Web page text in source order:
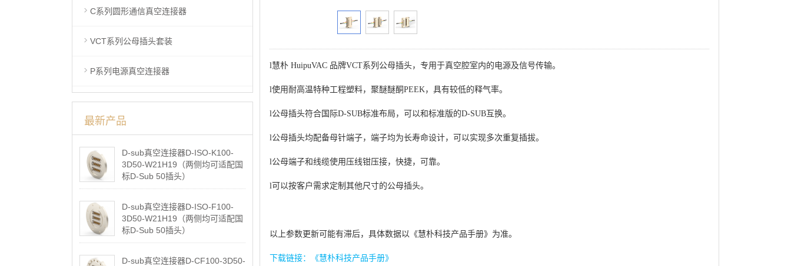
l慧朴 HuipuVAC 品牌VCT系列公母插头，专用于真空腔室内的电源及信号传输。
l使用耐高温特种工程塑料，聚醚醚酮PEEK，具有较低的释气率。
l公母插头符合国际D-SUB标准布局，可以和标准版的D-SUB互换。
l公母插头均配备母针端子，端子均为长寿命设计，可以实现多次重复插拔。
l公母端子和线缆使用压线钳压接，快捷，可靠。
l可以按客户需求定制其他尺寸的公母插头。
以上参数更新可能有滞后，具体数据以《慧朴科技产品手册》为准。
下载链接：《慧朴科技产品手册》
C系列圆形通信真空连接器
VCT系列公母插头套装
P系列电源真空连接器
最新产品
D-sub真空连接器D-ISO-K100-
3D50-W21H19（两侧均可适配国
标D-Sub 50插头）
2026-05-07
D-sub真空连接器D-ISO-F100-
3D50-W21H19（两侧均可适配国
标D-Sub 50插头）
2026-05-07
D-sub真空连接器D-CF100-3D50-